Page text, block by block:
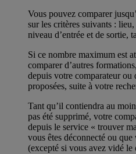
Vous pouvez comparer
sur les critères suivants :
niveau d’entrée et de sortie,
Si ce nombre maximum est
comparer d’autres
depuis votre comparateur ou
proposées, suite à votre
Tant qu’il contiendra au
pas été supprimé, votre
depuis le service « trouver
vous êtes déconnecté ou
(excepté si vous avez vidé le